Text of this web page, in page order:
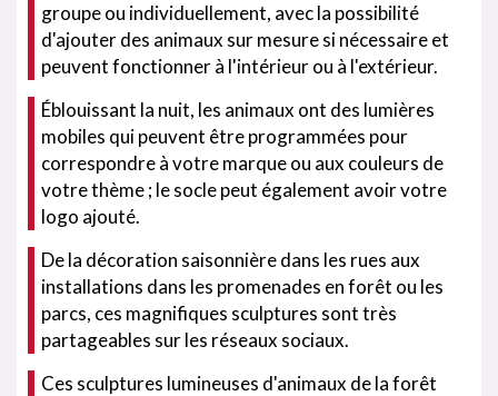
groupe ou individuellement, avec la possibilité
d'ajouter des animaux sur mesure si nécessaire et
peuvent fonctionner à l'intérieur ou à l'extérieur.
Éblouissant la nuit, les animaux ont des lumières
mobiles qui peuvent être programmées pour
correspondre à votre marque ou aux couleurs de
votre thème ; le socle peut également avoir votre
logo ajouté.
De la décoration saisonnière dans les rues aux
installations dans les promenades en forêt ou les
parcs, ces magnifiques sculptures sont très
partageables sur les réseaux sociaux.
Ces sculptures lumineuses d'animaux de la forêt